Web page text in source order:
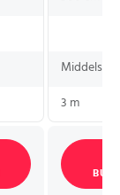
Middels
3 m